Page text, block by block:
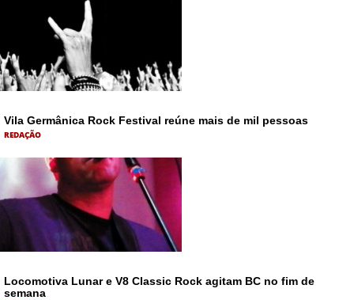
Vila Germânica Rock Festival reúne mais de mil pessoas
REDAÇÃO
Locomotiva Lunar e V8 Classic Rock agitam BC no fim de
semana